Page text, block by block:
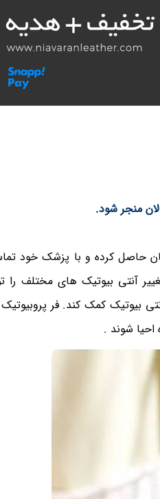
منجر شود.
حاصل کرده و با پزشک خود
آنتی بیوتیک های مختلف را
بیوتیک کمک کند. فر
احیا شوند .